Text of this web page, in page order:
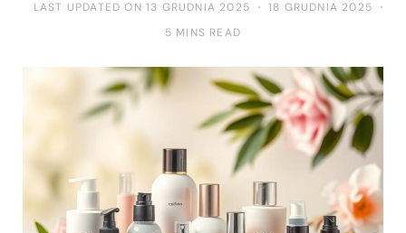
LAST UPDATED ON 13 GRUDNIA 2025
18 GRUDNIA 2025
5 MINS READ